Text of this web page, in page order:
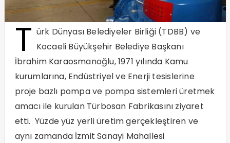
T ürk Dünyası Belediyeler Birliği (TDBB) ve
Kocaeli Büyükşehir Belediye Başkanı
İbrahim Karaosmanoğlu, 1971 yılında Kamu
kurumlarına, Endüstriyel ve Enerji tesislerine
proje bazlı pompa ve pompa sistemleri üretmek
amacı ile kurulan Türbosan Fabrikasını ziyaret
etti. Yüzde yüz yerli üretim gerçekleştiren ve
aynı zamanda İzmit Sanayi Mahallesi